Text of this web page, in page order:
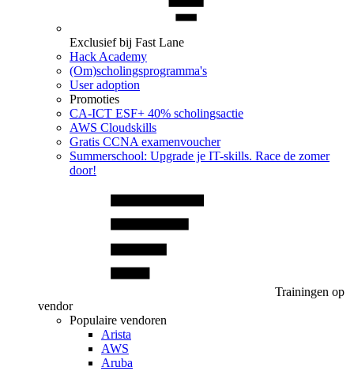
Exclusief bij Fast Lane
Hack Academy
(Om)scholingsprogramma's
User adoption
Promoties
CA‑ICT ESF+ 40% scholingsactie
AWS Cloudskills
Gratis CCNA examenvoucher
Summerschool: Upgrade je IT-skills. Race de zomer
door!
Trainingen op
vendor
Populaire vendoren
Arista
AWS
Aruba